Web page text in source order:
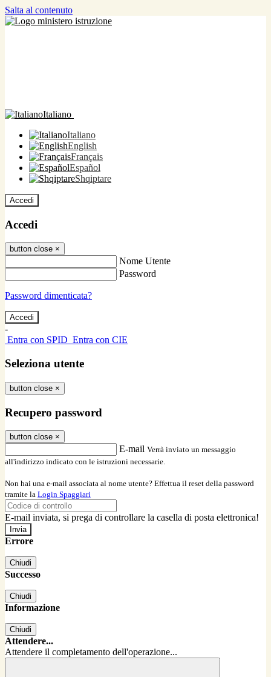
Salta al contenuto
Italiano
Italiano
English
Français
Español
Shqiptare
Accedi
Accedi
button close ×
Nome Utente
Password
Password dimenticata?
-
Entra con SPID Entra con CIE
Seleziona utente
button close ×
Recupero password
button close ×
E-mail Verrà inviato un messaggio
all'indirizzo indicato con le istruzioni necessarie.
Non hai una e-mail associata al nome utente? Effettua il reset della password
tramite la Login Spaggiari
E-mail inviata, si prega di controllare la casella di posta elettronica!
Errore
Chiudi
Successo
Chiudi
Informazione
Chiudi
Attendere...
Attendere il completamento dell'operazione...